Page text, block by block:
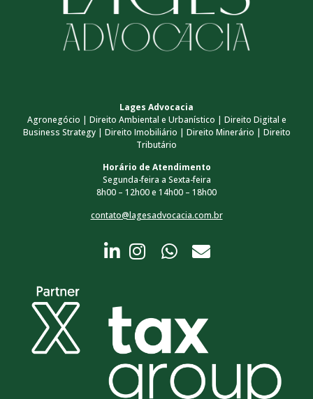
Lages Advocacia
Agronegócio | Direito Ambiental e Urbanístico | Direito Digital e
Business Strategy | Direito Imobiliário | Direito Minerário | Direito
Tributário
Horário de Atendimento
Segunda-feira a Sexta-feira
8h00 – 12h00 e 14h00 – 18h00
contato@lagesadvocacia.com.br